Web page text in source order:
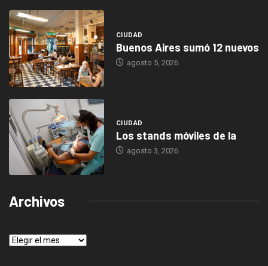
CIUDAD
Buenos Aires sumó 12 nuevos
agosto 5, 2026
CIUDAD
Los stands móviles de la
agosto 3, 2026
Archivos
Archivos